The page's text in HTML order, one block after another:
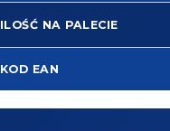
ILOŚĆ NA PALECIE
KOD EAN